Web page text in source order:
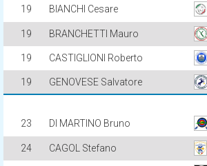
19 BIANCHI Cesare
19 BRANCHETTI Mauro
19 CASTIGLIONI Roberto
19 GENOVESE Salvatore
23 DI MARTINO Bruno
24 CAGOL Stefano